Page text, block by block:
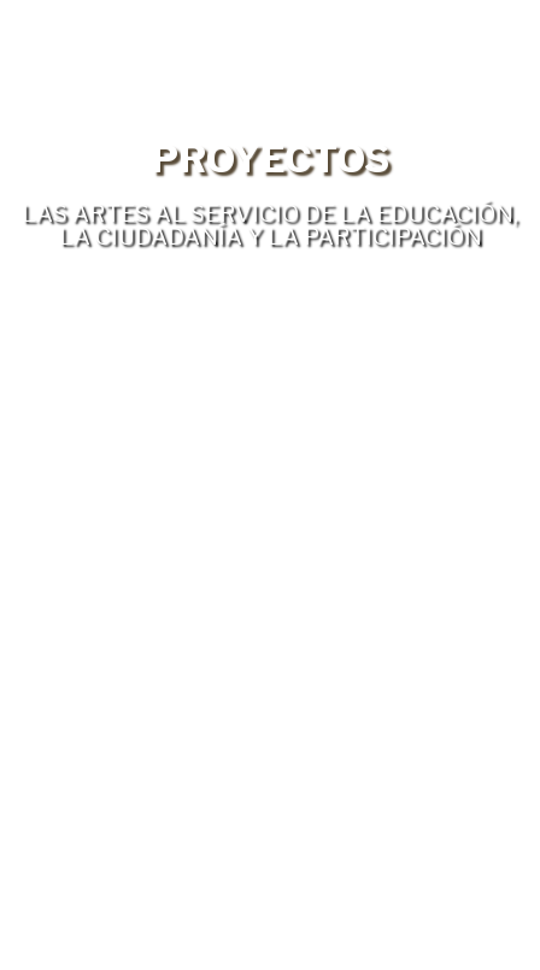
PROYECTOS
LAS ARTESAL SERVICIO DE LA EDUCACIÓN,
LACIUDADANÍA Y LA PARTICIPACIÓN